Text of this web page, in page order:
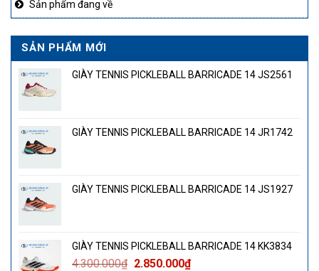
Sản phẩm đang về
SẢN PHẨM MỚI
GIÀY TENNIS PICKLEBALL BARRICADE 14 JS2561
GIÀY TENNIS PICKLEBALL BARRICADE 14 JR1742
GIÀY TENNIS PICKLEBALL BARRICADE 14 JS1927
GIÀY TENNIS PICKLEBALL BARRICADE 14 KK3834
4.300.000₫ Giá
2.850.000₫Giá